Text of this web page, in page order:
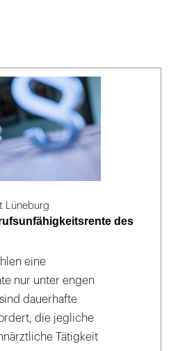
Lüneburg
des
eine
nur unter engen
dauerhafte
die jegliche
Tätigkeit